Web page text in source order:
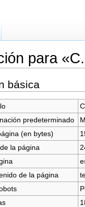
para
básica
predeterminado
(en bytes)
la página
de la página